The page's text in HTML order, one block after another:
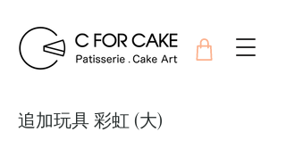
追加玩具 彩虹 (大)